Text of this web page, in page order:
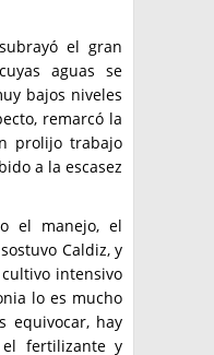
el gran
aguas se
bajos niveles
remarcó la
prolijo trabajo
a la escasez
el manejo, el
Caldiz, y
intensivo
lo es mucho
equivocar, hay
fertilizante y